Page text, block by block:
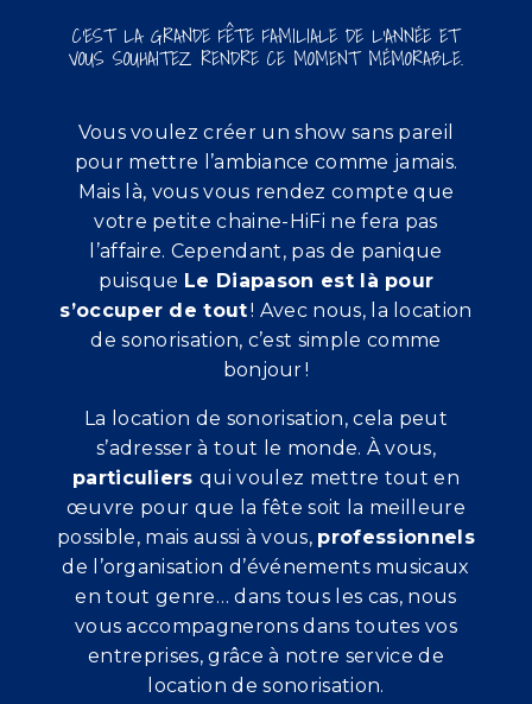
C’EST LA GRANDE FÊTE FAMILIALE DE L’ANNÉE ET
VOUS SOUHAITEZ RENDRE CE MOMENT MÉMORABLE.
Vous voulez créer un show sans pareil
pour mettre l’ambiance comme jamais.
Mais là, vous vous rendez compte que
votre petite chaine-HiFi ne fera pas
l’affaire. Cependant, pas de panique
puisque Le Diapason est là pour
s’occuper de tout! Avec nous, la location
de sonorisation, c’est simple comme
bonjour !
La location de sonorisation, cela peut
s’adresser à tout le monde. À vous,
particuliersqui voulez mettre tout en
œuvre pour que la fête soit la meilleure
possible, mais aussi à vous, professionnels
de l’organisation d’événements musicaux
en tout genre… dans tous les cas, nous
vous accompagnerons dans toutes vos
entreprises, grâce à notre service de
location de sonorisation.